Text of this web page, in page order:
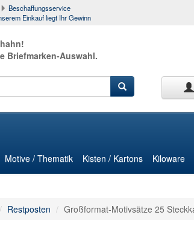
Beschaffungsservice
Einkauf liegt Ihr Gewinn
Briefmarken-Auswahl.
Motive / Thematik Kisten / Kartons Kiloware
Restposten Großformat-Motivsätze 25